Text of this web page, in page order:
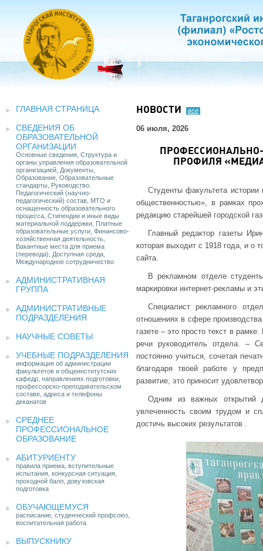
ГЛАВНАЯ СТРАНИЦА
СВЕДЕНИЯ ОБ
ОБРАЗОВАТЕЛЬНОЙ
ОРГАНИЗАЦИИ
Основные сведения, Структура и
органы управления образовательной
организацией, Документы,
Образование, Образовательные
стандарты, Руководство.
Педагогический (научно-
педагогический) состав, МТО и
оснащенность образовательного
процесса, Стипендии и иные виды
материальной поддержки, Платные
образовательные услуги, Финансово-
хозяйственная деятельность,
Вакантные места для приема
(перевода), Доступная среда,
Международное сотрудничество
АДМИНИСТРАТИВНАЯ
ГРУППА
АДМИНИСТРАТИВНЫЕ
ПОДРАЗДЕЛЕНИЯ
НАУЧНЫЕ СОВЕТЫ
УЧЕБНЫЕ ПОДРАЗДЕЛЕНИЯ
информация об администрации
факультетов и общеинститутских
кафедр, направлениях подготовки,
профессорско-преподавательском
составе, адреса и телефоны
деканатов
СРЕДНЕЕ
ПРОФЕССИОНАЛЬНОЕ
ОБРАЗОВАНИЕ
АБИТУРИЕНТУ
правила приема, вступительные
испытания, конкурсная ситуация,
проходной балл, довузовская
подготовка
ОБУЧАЮЩЕМУСЯ
расписание, студенческий профсоюз,
воспитательная работа
ВЫПУСКНИКУ
НОВОСТИ все
06 июля, 2026
ПРОФИЛЯ
Студенты факультета
общественностью», в рамках
редакцию старейшей городской
Главный редактор газеты
которая выходит с 1918 года, и о
сайта.
В рекламном отделе
маркировки интернет-рекламы и
Специалист рекламного
отношениях в сфере
газете – это просто текст в
речи руководитель отдела. –
постоянно учиться, сочетая
благодаря твоей работе у
развитие, это приносит
Одним из важных открытий
увлеченность своим трудом и
достичь высоких результатов .